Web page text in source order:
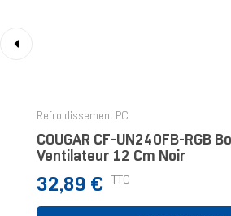
Refroidissement PC
COUGAR CF-UN240FB-RGB
Ventilateur 12 Cm Noir
Prix
32,89 € TTC